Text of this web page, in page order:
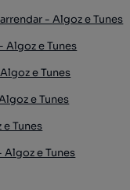
- Algoz e Tunes
Algoz e Tunes
e Tunes
e Tunes
Tunes
Algoz e Tunes